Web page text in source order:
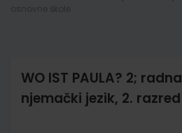
WO IST PAULA? 2;
njemački jezik, 2.